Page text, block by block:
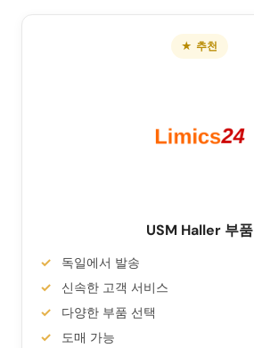
★ 추천
USM Haller 부품
독일에서 발송
신속한 고객 서비스
다양한 부품 선택
도매 가능